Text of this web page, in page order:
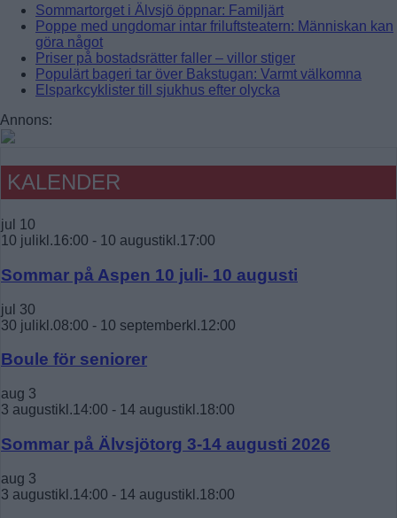
Sommartorget i Älvsjö öppnar: Familjärt
Poppe med ungdomar intar friluftsteatern: Människan kan
göra något
Priser på bostadsrätter faller – villor stiger
Populärt bageri tar över Bakstugan: Varmt välkomna
Elsparkcyklister till sjukhus efter olycka
Annons:
KALENDER
jul 10
10 julikl.16:00 - 10 augustikl.17:00
Sommar på Aspen 10 juli- 10 augusti
jul 30
30 julikl.08:00 - 10 septemberkl.12:00
Boule för seniorer
aug 3
3 augustikl.14:00 - 14 augustikl.18:00
Sommar på Älvsjötorg 3-14 augusti 2026
aug 3
3 augustikl.14:00 - 14 augustikl.18:00